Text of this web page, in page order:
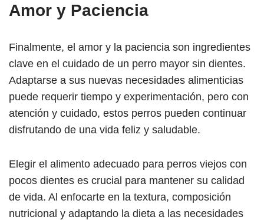
Amor y Paciencia
Finalmente, el amor y la paciencia son ingredientes
clave en el cuidado de un perro mayor sin dientes.
Adaptarse a sus nuevas necesidades alimenticias
puede requerir tiempo y experimentación, pero con
atención y cuidado, estos perros pueden continuar
disfrutando de una vida feliz y saludable.
Elegir el alimento adecuado para perros viejos con
pocos dientes es crucial para mantener su calidad
de vida. Al enfocarte en la textura, composición
nutricional y adaptando la dieta a las necesidades